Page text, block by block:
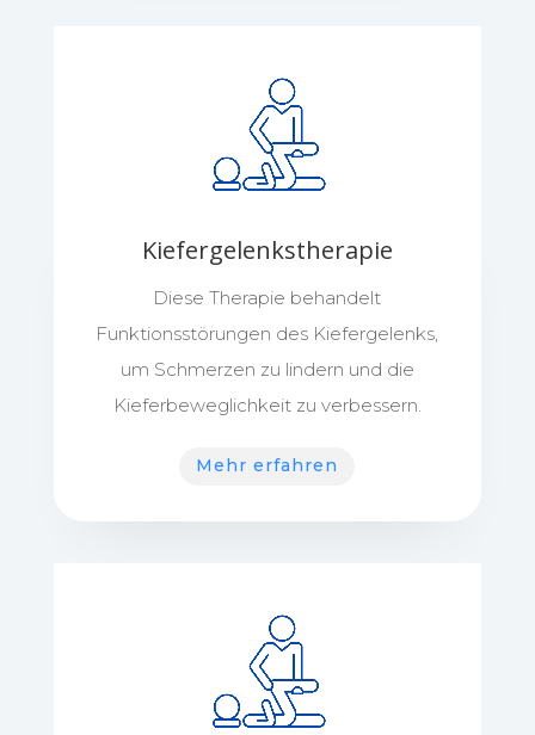
Kiefergelenkstherapie
Diese Therapie behandelt
Funktionsstörungen des Kiefergelenks,
um Schmerzen zu lindern und die
Kieferbeweglichkeit zu verbessern.
Mehr erfahren